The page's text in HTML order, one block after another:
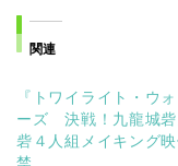
関連
『トワイライト・ウ
ーズ 決戦！九龍城砦
砦４人組メイキング